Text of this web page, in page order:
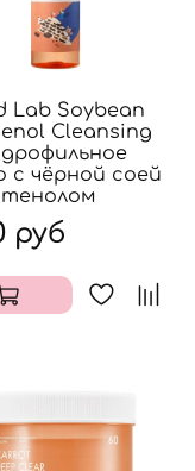
Lab Soybean
Cleansing
с чёрной соей
руб